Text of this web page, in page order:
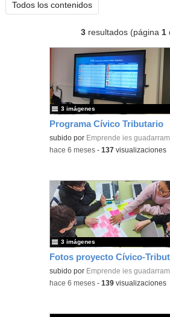
Todos los contenidos
3 resultados (página1
Programa Cívico Tributario
Contenido educativo.
subido por Emprende ies
3 imágenes
-hace 6 meses -137 visualizaciones
Fotos proyecto Cívico-
Contenido educativo.
subido por Emprende ies
3 imágenes
-hace 6 meses -139 visualizaciones